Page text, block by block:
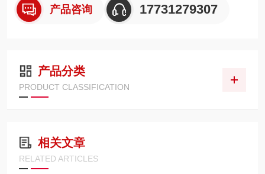
产品咨询 17731279307
产品分类
PRODUCT CLASSIFICATION
相关文章
RELATED ARTICLES